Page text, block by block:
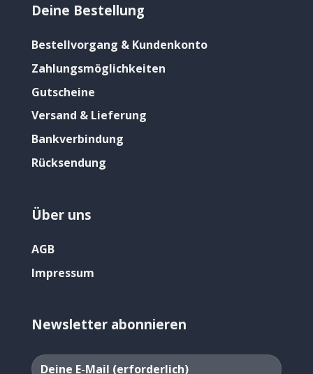
Deine Bestellung
Bestellvorgang & Kundenkonto
Zahlungsmöglichkeiten
Gutscheine
Versand & Lieferung
Bankverbindung
Rücksendung
Über uns
AGB
Impressum
Newsletter abonnieren